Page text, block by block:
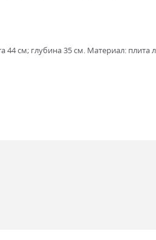
см; глубина 35 см. Материал: